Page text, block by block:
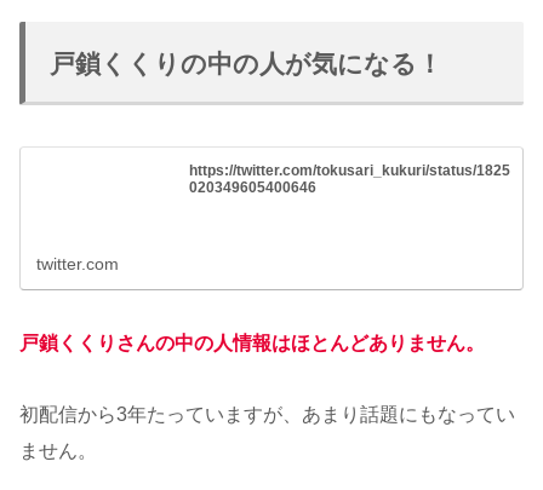
戸鎖くくりの中の人が気になる！
https://twitter.com/tokusari_kukuri/status/1825
020349605400646
twitter.com
戸鎖くくりさんの中の人情報はほとんどありません。
初配信から3年たっていますが、あまり話題にもなってい
ません。